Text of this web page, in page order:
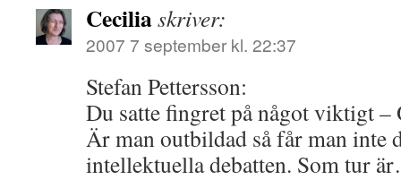
Ceciliaskriver:
2007 7 september kl. 22:37
Stefan Pettersson:
Du satte fingret på något viktigt
Är man outbildad så får man inte
intellektuella debatten. Som tur